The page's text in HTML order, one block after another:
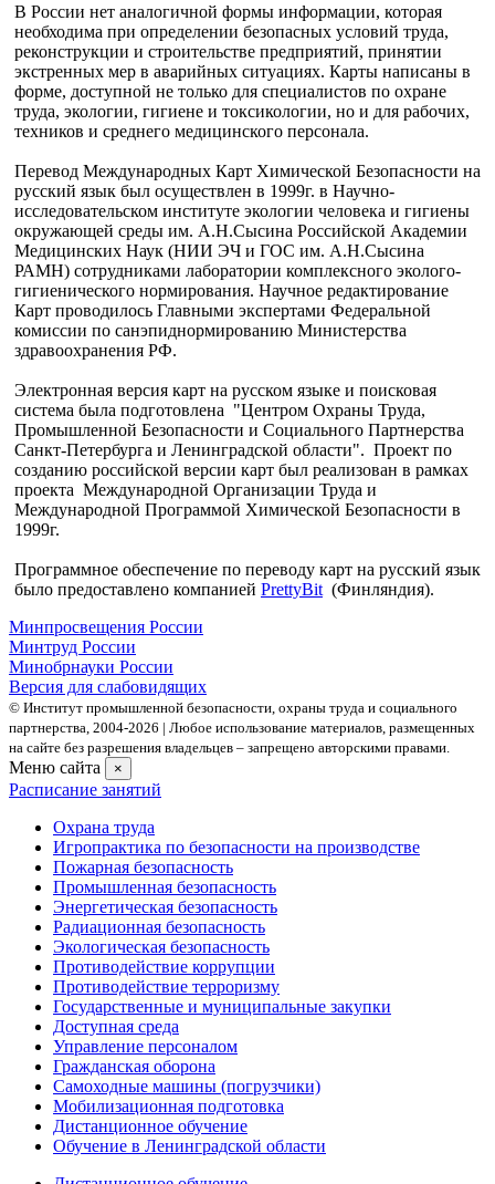
В России нет аналогичной формы информации, которая
необходима при определении безопасных условий труда,
реконструкции и строительстве предприятий, принятии
экстренных мер в аварийных ситуациях. Карты написаны в
форме, доступной не только для специалистов по охране
труда, экологии, гигиене и токсикологии, но и для рабочих,
техников и среднего медицинского персонала.
Перевод Международных Карт Химической Безопасности на
русский язык был осуществлен в 1999г. в Научно-
исследовательском институте экологии человека и гигиены
окружающей среды им. А.Н.Сысина Российской Академии
Медицинских Наук (НИИ ЭЧ и ГОС им. А.Н.Сысина
РАМН) сотрудниками лаборатории комплексного эколого-
гигиенического нормирования. Научное редактирование
Карт проводилось Главными экспертами Федеральной
комиссии по санэпиднормированию Министерства
здравоохранения РФ.
Электронная версия карт на русском языке и поисковая
система была подготовлена "Центром Охраны Труда,
Промышленной Безопасности и Социального Партнерства
Санкт-Петербурга и Ленинградской области". Проект по
созданию российской версии карт был реализован в рамках
проекта Международной Организации Труда и
Международной Программой Химической Безопасности в
1999г.
Программное обеспечение по переводу карт на русский язык
было предоставлено компанией PrettyBit (Финляндия).
Минпросвещения России
Минтруд России
Минобрнауки России
Версия для слабовидящих
© Институт промышленной безопасности, охраны труда и социального
партнерства, 2004- 2026 | Любое использование материалов, размещенных
на сайте без разрешения владельцев – запрещено авторскими правами.
Меню сайта ×
Расписание занятий
Охрана труда
Игропрактика по безопасности на производстве
Пожарная безопасность
Промышленная безопасность
Энергетическая безопасность
Радиационная безопасность
Экологическая безопасность
Противодействие коррупции
Противодействие терроризму
Государственные и муниципальные закупки
Доступная среда
Управление персоналом
Гражданская оборона
Самоходные машины (погрузчики)
Мобилизационная подготовка
Дистанционное обучение
Обучение в Ленинградской области